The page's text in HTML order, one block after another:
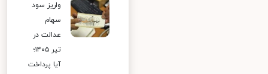
واریز سود
سهام
عدالت در
تیر ۱۴۰۵؛
آیا پرداخت